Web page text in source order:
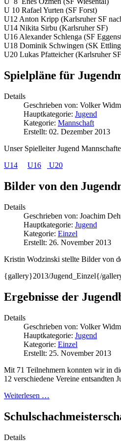
U 10 Rafael Yurten (SF Forst)
U12 Anton Kripp (Karlsruher SF
U14 Nikita Sirbu (Karlsruher SF)
U16 Alexander Schlenga (SF
U18 Dominik Schwingen (SK
U20 Lukas Pfatteicher (Karlsruher
Spielpläne für
Details
Geschrieben von: Volker
Hauptkategorie: Jugend
Kategorie: Mannschaft
Erstellt: 02. Dezember 2013
Unser Spielleiter Jugend
U14
U16 U20
Bilder von den
Details
Geschrieben von: Joachim
Hauptkategorie: Jugend
Kategorie: Einzel
Erstellt: 26. November 2013
Kristin Wodzinski stellte Bilder von
{gallery}2013/Jugend_Einzel{/
Ergebnisse der
Details
Geschrieben von: Volker
Hauptkategorie: Jugend
Kategorie: Einzel
Erstellt: 25. November 2013
Mit 71 Teilnehmern konnten wir in
12 verschiedene Vereine entsandten
Weiterlesen …
Details